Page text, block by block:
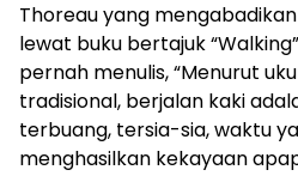
Thoreau yang
lewat buku bertajuk
pernah menulis, “Menurut
tradisional, berjalan kaki
terbuang, tersia-sia, waktu
menghasilkan kekayaan